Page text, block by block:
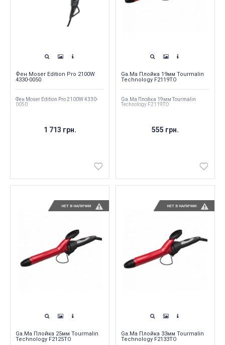
Фен Moser Edition Pro 2100W
4330-0050
Фен Moser Edition Pro 2100W 4330-
0050
1 713 грн.
Ga.Ma Плойка 19мм Tourmalin
Technology F2119TO
Ga.Ma Плойка 19мм Tourmalin
Technology F2119TO
555 грн.
НЕТ В НАЛИЧИИ
Ga.Ma Плойка 25мм Tourmalin
Technology F2125TO
НЕТ В НАЛИЧИИ
Ga.Ma Плойка 33мм Tourmalin
Technology F2133TO